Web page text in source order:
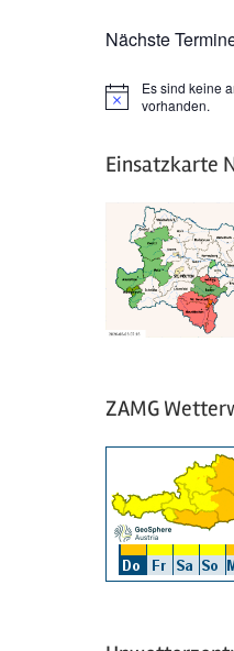
Nächste
Hinweis
Es sind keine
vorhanden.
Einsatzkarte
ZAMG